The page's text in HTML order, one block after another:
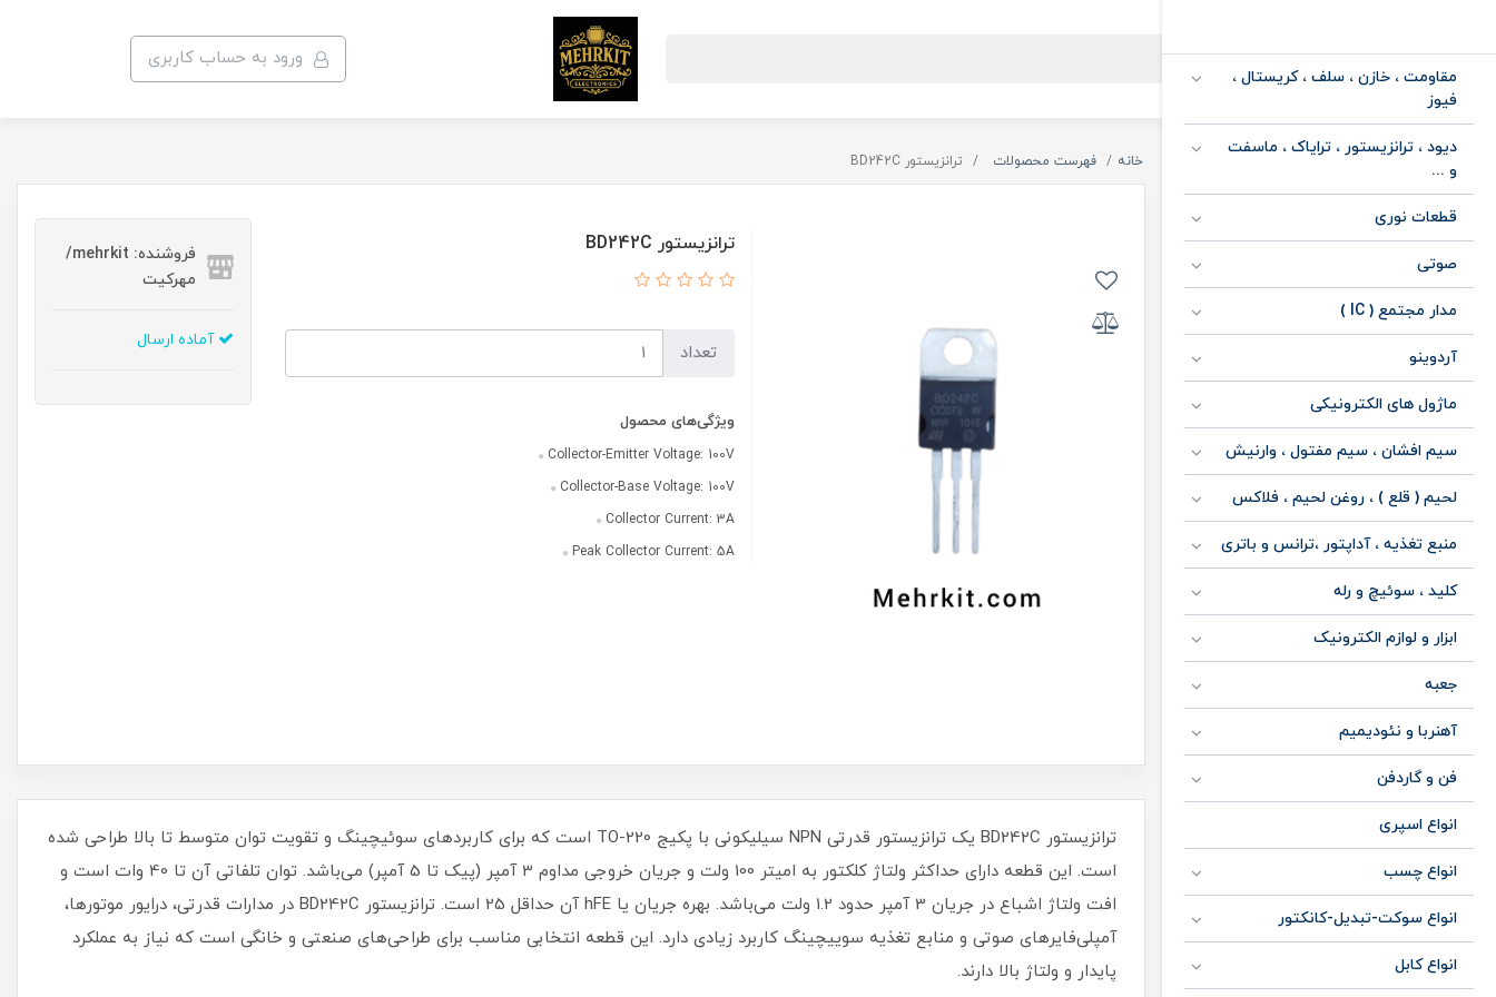
ورود به حساب کاربری
مقاومت ، خازن ، سلف ، کریستال ،
فیوز
دیود ، ترانزیستور ، ترایاک ، ماسفت
و ...
قطعات نوری
صوتی
مدار مجتمع ( IC )
آردوینو
ماژول های الکترونیکی
سیم افشان ، سیم مفتول ، وارنیش
لحیم ( قلع ) ، روغن لحیم ، فلاکس
منبع تغذیه ، آداپتور ،ترانس و باتری
کلید ، سوئیچ و رله
ابزار و لوازم الکترونیک
جعبه
آهنربا و نئودیمیم
فن و گاردفن
انواع اسپری
انواع چسب
انواع سوکت-تبدیل-کانکتور
انواع کابل
خانه فهرست محصولات ترانزیستور BD242C
ترانزیستور BD242C
تعداد
ویژگی‌های محصول
Collector-Emitter Voltage: 100V
Collector-Base Voltage: 100V
Collector Current: 3A
Peak Collector Current: 5A
فروشنده: mehrkit/
مهرکیت
آماده ارسال
ترانزیستور BD242C یک ترانزیستور قدرتی NPN سیلیکونی با پکیج TO-220 است که برای کاربردهای سوئیچینگ و تقویت توان متوسط تا بالا طراحی شده
است. این قطعه دارای حداکثر ولتاژ کلکتور به امیتر 100 ولت و جریان خروجی مداوم 3 آمپر (پیک تا 5 آمپر) می‌باشد. توان تلفاتی آن تا 40 وات است و
افت ولتاژ اشباع در جریان 3 آمپر حدود 1.2 ولت می‌باشد. بهره جریان یا hFE آن حداقل 25 است. ترانزیستور BD242C در مدارات قدرتی، درایور موتورها،
آمپلی‌فایرهای صوتی و منابع تغذیه سوییچینگ کاربرد زیادی دارد. این قطعه انتخابی مناسب برای طراحی‌های صنعتی و خانگی است که نیاز به عملکرد
پایدار و ولتاژ بالا دارند.